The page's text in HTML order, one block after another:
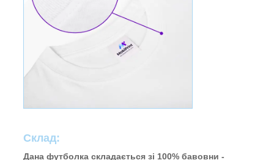
Склад:
Дана футболка складається зі 100% бавовни -